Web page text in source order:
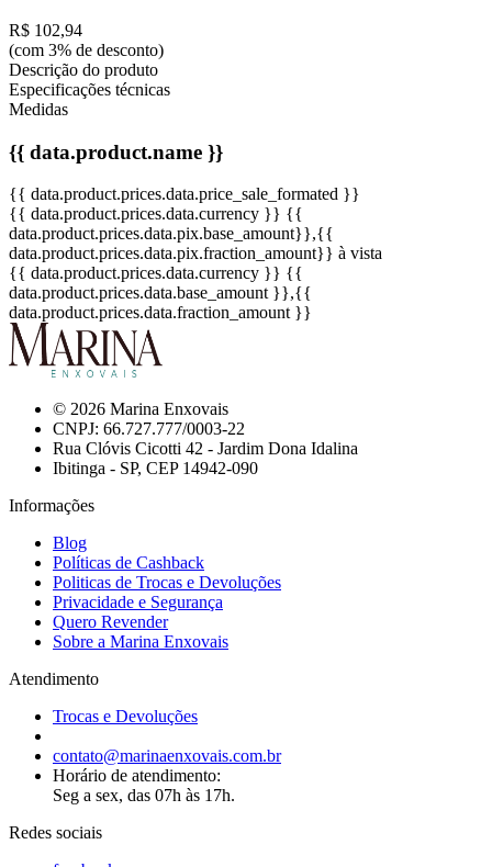
R$ 102,94
(com 3% de desconto)
Descrição do produto
Especificações técnicas
Medidas
{{ data.product.name }}
{{ data.product.prices.data.price_sale_formated }}
{{ data.product.prices.data.currency }} {{
data.product.prices.data.pix.base_amount}},{{
data.product.prices.data.pix.fraction_amount}} à vista
{{ data.product.prices.data.currency }} {{
data.product.prices.data.base_amount }},{{
data.product.prices.data.fraction_amount }}
© 2026 Marina Enxovais
CNPJ: 66.727.777/0003-22
Rua Clóvis Cicotti 42 - Jardim Dona Idalina
Ibitinga - SP, CEP 14942-090
Informações
Blog
Políticas de Cashback
Politicas de Trocas e Devoluções
Privacidade e Segurança
Quero Revender
Sobre a Marina Enxovais
Atendimento
Trocas e Devoluções
contato@marinaenxovais.com.br
Horário de atendimento:
Seg a sex, das 07h às 17h.
Redes sociais